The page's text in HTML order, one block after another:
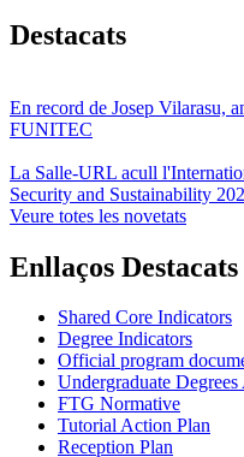
Destacats
En record de Josep Vilarasu,
FUNITEC
La Salle-URL acull
Security and Sustainability
Veure totes les novetats
Enllaços Destacats
Shared Core Indicators
Degree Indicators
Official program
Undergraduate
FTG Normative
Tutorial Action Plan
Reception Plan